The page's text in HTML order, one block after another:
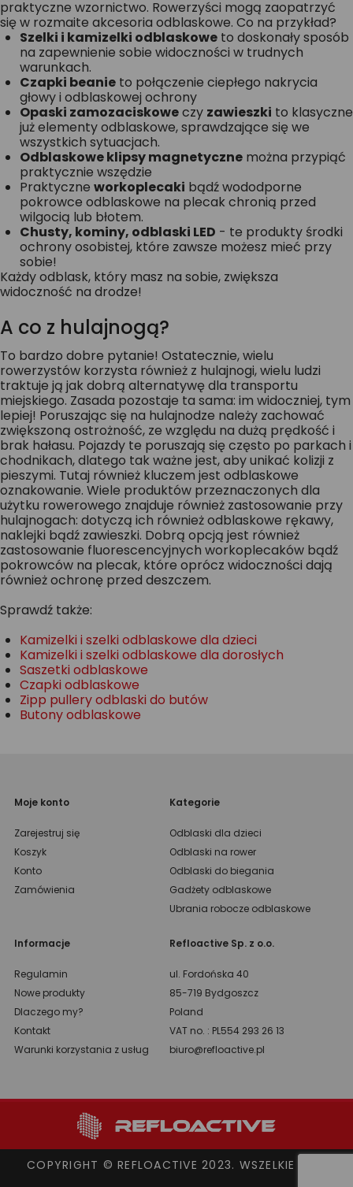
praktyczne wzornictwo. Rowerzyści mogą zaopatrzyć
się w rozmaite akcesoria odblaskowe. Co na przykład?
Szelki i kamizelki odblaskowe to doskonały sposób
na zapewnienie sobie widoczności w trudnych
warunkach.
Czapki beanie to połączenie ciepłego nakrycia
głowy i odblaskowej ochrony
Opaski zamozaciskoweczy zawieszki to klasyczne
już elementy odblaskowe, sprawdzające się we
wszystkich sytuacjach.
Odblaskowe klipsy magnetyczne można przypiąć
praktycznie wszędzie
Praktyczne workoplecaki bądź wododporne
pokrowce odblaskowe na plecak chronią przed
wilgocią lub błotem.
Chusty, kominy, odblaski LED - te produkty środki
ochrony osobistej, które zawsze możesz mieć przy
sobie!
Każdy odblask, który masz na sobie, zwiększa
widoczność na drodze!
A co z hulajnogą?
To bardzo dobre pytanie! Ostatecznie, wielu
rowerzystów korzysta również z hulajnogi, wielu ludzi
traktuje ją jak dobrą alternatywę dla transportu
miejskiego. Zasada pozostaje ta sama: im widoczniej, tym
lepiej! Poruszając się na hulajnodze należy zachować
zwiększoną ostrożność, ze względu na dużą prędkość i
brak hałasu. Pojazdy te poruszają się często po parkach i
chodnikach, dlatego tak ważne jest, aby unikać kolizji z
pieszymi. Tutaj również kluczem jest odblaskowe
oznakowanie. Wiele produktów przeznaczonych dla
użytku rowerowego znajduje również zastosowanie przy
hulajnogach: dotyczą ich również odblaskowe rękawy,
naklejki bądź zawieszki. Dobrą opcją jest również
zastosowanie fluorescencyjnych workoplecaków bądź
pokrowców na plecak, które oprócz widoczności dają
również ochronę przed deszczem.
Sprawdź także:
Kamizelki i szelki odblaskowe dla dzieci
Kamizelki i szelki odblaskowe dla dorosłych
Saszetki odblaskowe
Czapki odblaskowe
Zipp pullery odblaski do butów
Butony odblaskowe
Moje konto
Zarejestruj się
Koszyk
Konto
Zamówienia
Kategorie
Odblaski dla dzieci
Odblaski na rower
Odblaski do biegania
Gadżety odblaskowe
Ubrania robocze odblaskowe
Informacje
Regulamin
Nowe produkty
Dlaczego my?
Kontakt
Warunki korzystania z usług
Refloactive Sp. z o.o.
ul. Fordońska 40
85-719 Bydgoszcz
Poland
VAT no. : PL554 293 26 13
biuro@refloactive.pl
COPYRIGHT © REFLOACTIVE 2023. WSZELKIE PRAWA